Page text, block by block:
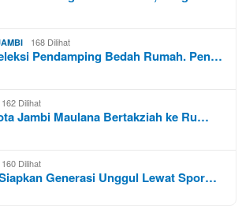
168 Dilihat
Pendamping Bedah Rumah. Pen…
162 Dilihat
Jambi Maulana Bertakziah ke Ru…
160 Dilihat
Generasi Unggul Lewat Spor…